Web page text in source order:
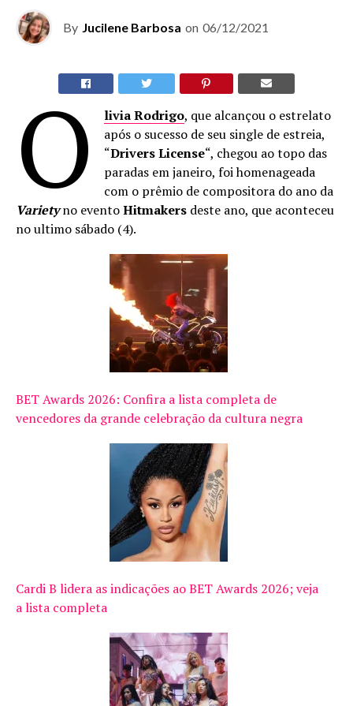
By Jucilene Barbosa on 06/12/2021
O livia Rodrigo, que alcançou o estrelato
após o sucesso de seu single de estreia,
“Drivers License“, chegou ao topo das
paradas em janeiro, foi homenageada
com o prêmio de compositora do ano da
Variety no eventoHitmakers deste ano, que aconteceu
no ultimo sábado (4).
BET Awards 2026: Confira a lista completa de
vencedores da grande celebração da cultura negra
Cardi B lidera as indicações ao BET Awards 2026; veja
a lista completa